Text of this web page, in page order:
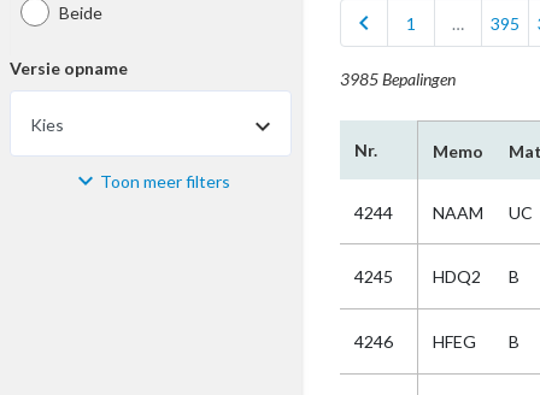
Beide
Versie opname
Kies
Materiaal Toon meer filters
chevron_left 1 … 395
3985 Bepalingen
Nr. Memo
4244 NAAM UC
4245 HDQ2 B
4246 HFEG B